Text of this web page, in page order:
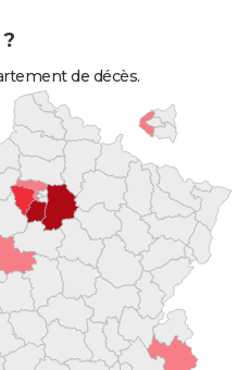
de décès.